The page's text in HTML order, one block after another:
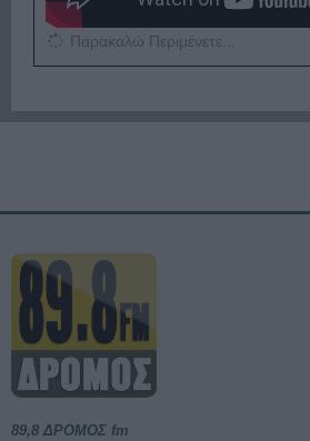
Παρακαλώ Περιμένετε...
89,8 ΔΡΟΜΟΣ fm